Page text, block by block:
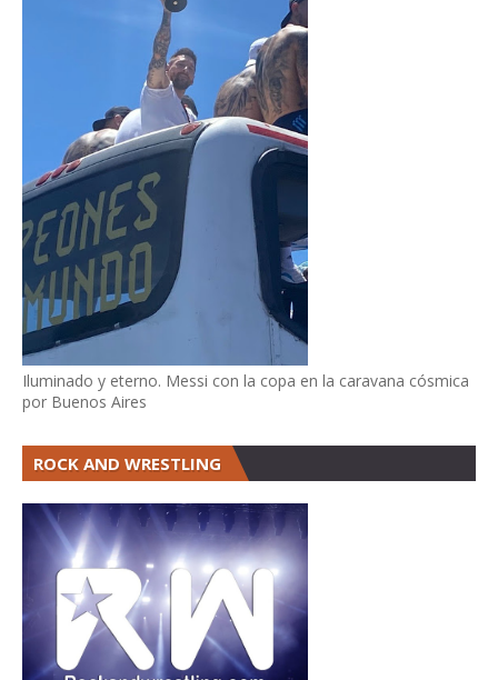
Iluminado y eterno. Messi con la copa en la caravana cósmica
por Buenos Aires
ROCK AND WRESTLING